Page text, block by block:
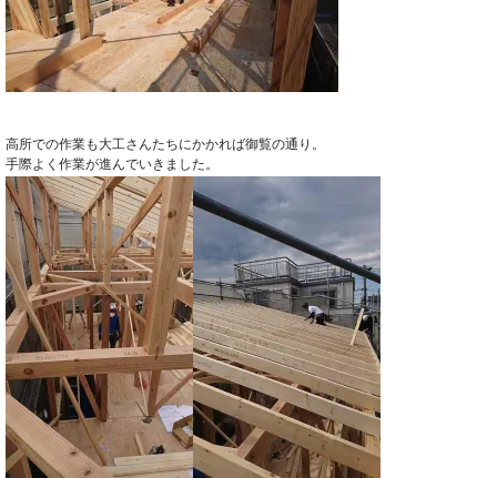
高所での作業も大工さんたちにかかれば御覧の通り。
手際よく作業が進んでいきました。